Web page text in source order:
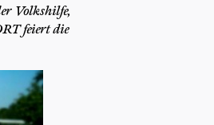
Volkshilfe,
feiert die